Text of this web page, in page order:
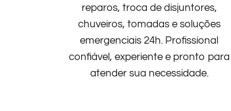
reparos, troca de disjuntores,
chuveiros, tomadas e soluções
emergenciais 24h. Profissional
confiável, experiente e pronto para
atender sua necessidade.